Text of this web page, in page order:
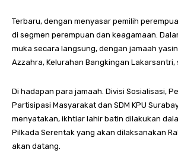
Terbaru, dengan menyasar pemilih
di segmen perempuan dan keagamaan.
muka secara langsung, dengan jamaah
Azzahra, Kelurahan Bangkingan Lakarsantri,
Di hadapan para jamaah. Divisi Sosialisasi,
Partisipasi Masyarakat dan SDM KPU
menyatakan, ikhtiar lahir batin dilakukan
Pilkada Serentak yang akan dilaksanakan
akan datang.